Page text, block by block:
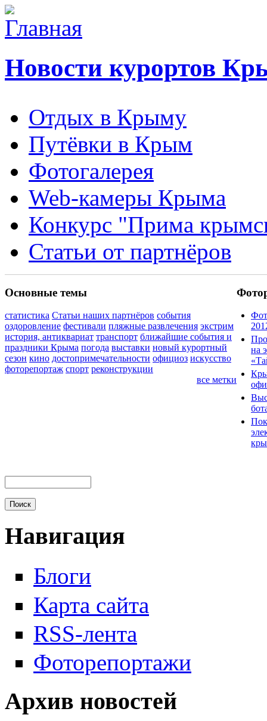
Новости курортов
Отдых в Крыму
Путёвки в Крым
Фотогалерея
Web-камеры Крыма
Конкурс "Прима
Статьи от партнёров
Основные темы
статистика Статьи наших партнёров события
оздоровление фестивали пляжные развлечения экстрим
история, антиквариат транспорт ближайшие события и
праздники Крыма погода выставки новый курортный
сезон кино достопримечательности официоз искусство
фоторепортаж спорт реконструкции
все метки
на
Навигация
Блоги
Карта сайта
RSS-лента
Фоторепортажи
Архив новостей